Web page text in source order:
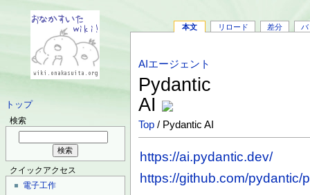
トップ
検索
クイックアクセス
電子工作
本文 リロード 差分 バ
AIエージェント
Pydantic
AI
Top / Pydantic AI
https://ai.pydantic.dev/
https://github.com/pydantic/